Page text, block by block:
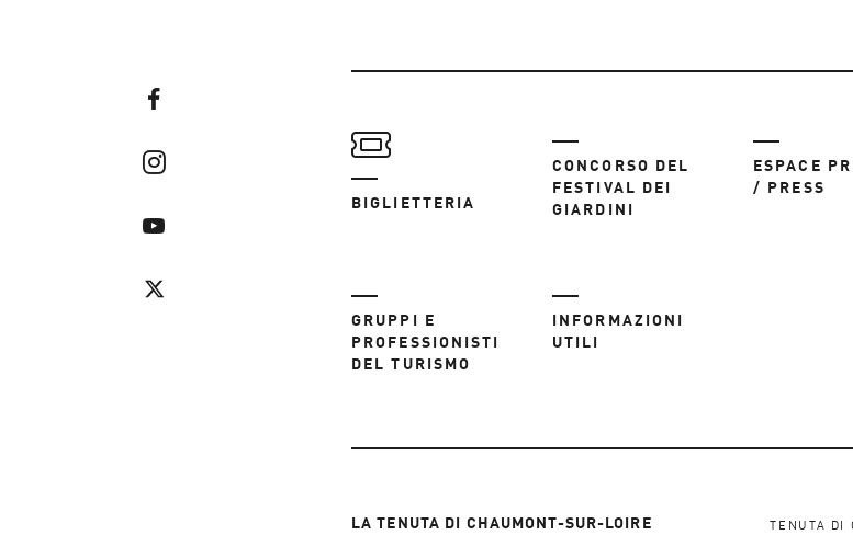
BIGLIETTERIA
CONCORSO DEL
FESTIVAL DEI
GIARDINI
ESPACE
/ PRESS
GRUPPI E
PROFESSIONISTI
DEL TURISMO
INFORMAZIONI
UTILI
LA TENUTA DI CHAUMONT-SUR-LOIRE
TENUTA DI